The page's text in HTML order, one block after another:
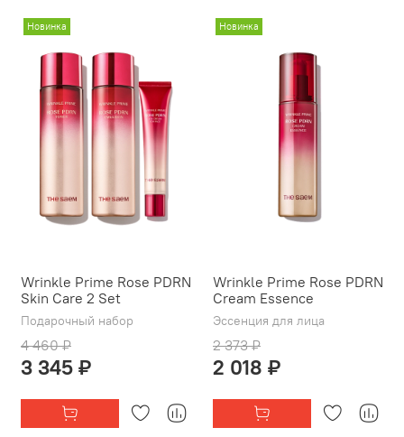
Новинка
Wrinkle Prime Rose PDRN
Skin Care 2 Set
Подарочный набор
4 460 ₽
3 345 ₽
Новинка
Wrinkle Prime Rose PDRN
Cream Essence
Эссенция для лица
2 373 ₽
2 018 ₽